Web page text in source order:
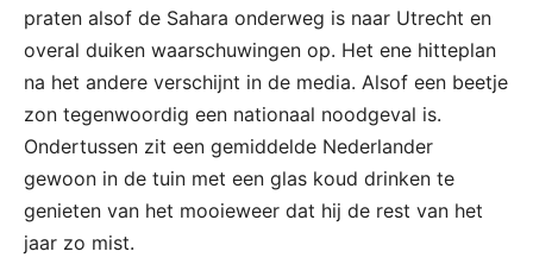
praten alsof de Sahara onderweg is naar Utrecht en
overal duiken waarschuwingen op. Het ene hitteplan
na het andere verschijnt in de media. Alsof een beetje
zon tegenwoordig een nationaal noodgeval is.
Ondertussen zit een gemiddelde Nederlander
gewoon in de tuin met een glas koud drinken te
genieten van het mooieweer dat hij de rest van het
jaar zo mist.